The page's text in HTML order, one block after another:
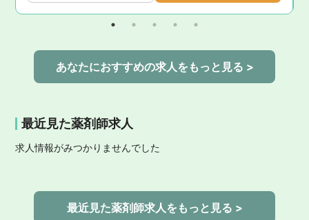
■新卒3年定着率95.5％｜「社員が転職活動をしなくてい
い環境」を追求した実績
あなたにおすすめの求人をもっと見る >
最近見た薬剤師求人
求人情報がみつかりませんでした
最近見た薬剤師求人をもっと見る >